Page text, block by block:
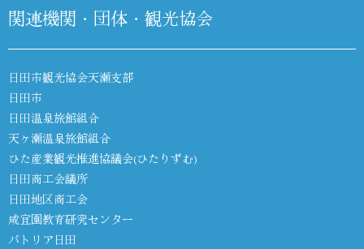
関連機関・団体・観光協会
日田市観光協会天瀬支部
日田市
日田温泉旅館組合
天ヶ瀬温泉旅館組合
ひた産業観光推進協議会(ひたりずむ)
日田商工会議所
日田地区商工会
咸宜園教育研究センター
パトリア日田